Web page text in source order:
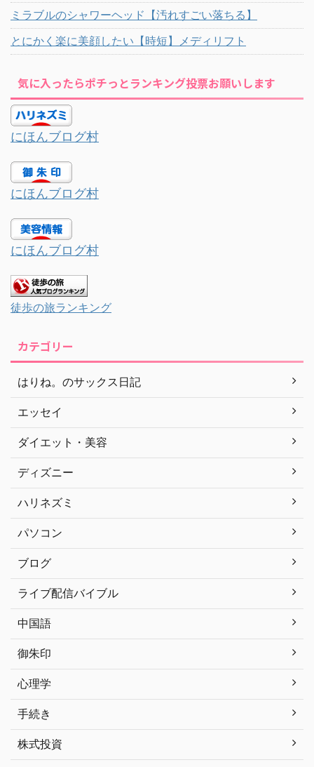
ミラブルのシャワーヘッド【汚れすごい落ちる】
とにかく楽に美顔したい【時短】メディリフト
気に入ったらポチっとランキング投票お願いします
にほんブログ村
にほんブログ村
にほんブログ村
徒歩の旅ランキング
カテゴリー
はりね。のサックス日記
エッセイ
ダイエット・美容
ディズニー
ハリネズミ
パソコン
ブログ
ライブ配信バイブル
中国語
御朱印
心理学
手続き
株式投資